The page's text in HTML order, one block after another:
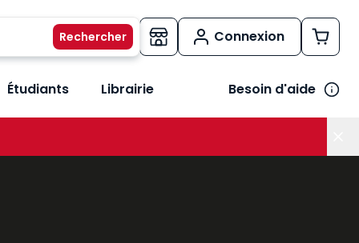
Connexion
métiers
le sous-menu Vos besoins
Étudiants Librairie Besoin d'aide